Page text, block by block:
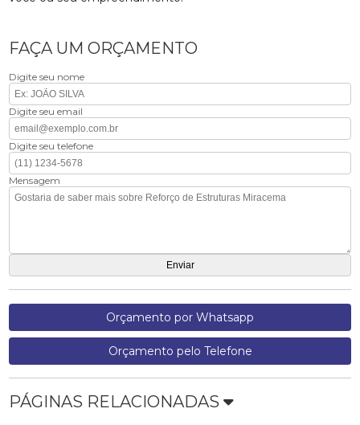
FAÇA UM ORÇAMENTO
Digite seu nome
Digite seu email
Digite seu telefone
Mensagem
Orçamento por Whatsapp
Orçamento pelo Telefone
PÁGINAS RELACIONADAS